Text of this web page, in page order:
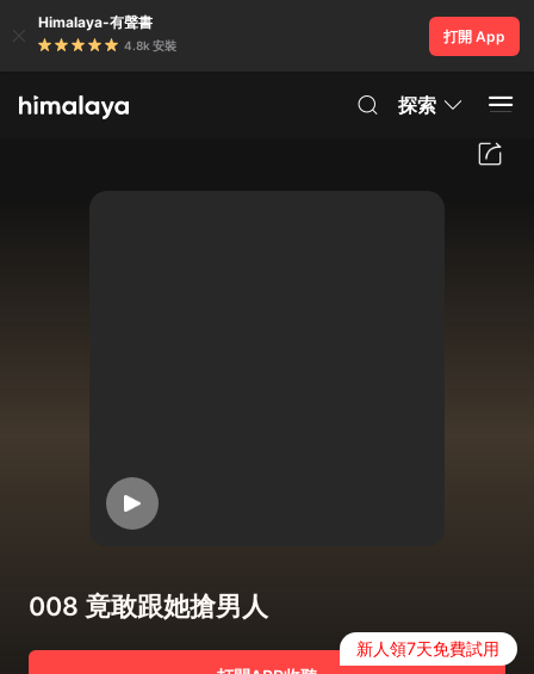
Himalaya-有聲書
4.8k 安裝
打開 App
探索
008 竟敢跟她搶男人
新人領7天免費試用